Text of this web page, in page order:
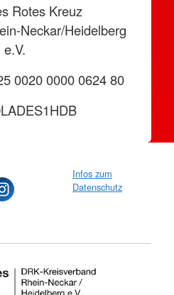
Rotes Kreuz
Neckar/Heidelberg
e.V.
0020 0000 0624 80
Infos zum
Datenschutz